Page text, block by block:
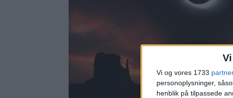
Vi og vores 1733
personoplysninger,
henblik på tilpassede